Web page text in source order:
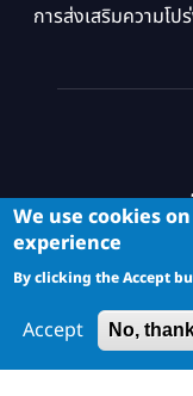
การส่งเสริมความโป
We use cookies
experience
By clicking the Accept
Accept
No,